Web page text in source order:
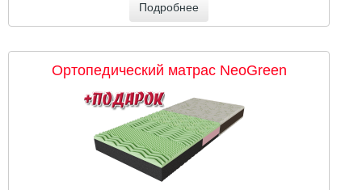
Подробнее
Ортопедический матрас NeoGreen